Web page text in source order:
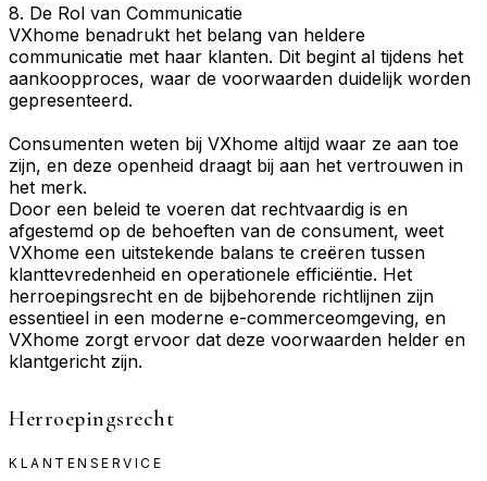
8. De Rol van Communicatie
VXhome benadrukt het belang van heldere
communicatie met haar klanten. Dit begint al tijdens het
aankoopproces, waar de voorwaarden duidelijk worden
gepresenteerd.
Consumenten weten bij VXhome altijd waar ze aan toe
zijn, en deze openheid draagt bij aan het vertrouwen in
het merk.
Door een beleid te voeren dat rechtvaardig is en
afgestemd op de behoeften van de consument, weet
VXhome een uitstekende balans te creëren tussen
klanttevredenheid en operationele efficiëntie. Het
herroepingsrecht en de bijbehorende richtlijnen zijn
essentieel in een moderne e-commerceomgeving, en
VXhome zorgt ervoor dat deze voorwaarden helder en
klantgericht zijn.
Herroepingsrecht
KLANTENSERVICE